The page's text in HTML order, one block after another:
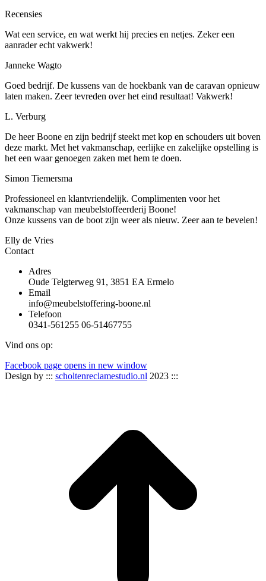
Recensies
Wat een service, en wat werkt hij precies en netjes. Zeker een
aanrader echt vakwerk!
Janneke Wagto
Goed bedrijf. De kussens van de hoekbank van de caravan opnieuw
laten maken. Zeer tevreden over het eind resultaat! Vakwerk!
L. Verburg
De heer Boone en zijn bedrijf steekt met kop en schouders uit boven
deze markt. Met het vakmanschap, eerlijke en zakelijke opstelling is
het een waar genoegen zaken met hem te doen.
Simon Tiemersma
Professioneel en klantvriendelijk. Complimenten voor het
vakmanschap van meubelstoffeerderij Boone!
Onze kussens van de boot zijn weer als nieuw. Zeer aan te bevelen!
Elly de Vries
Contact
Adres
Oude Telgterweg 91, 3851 EA Ermelo
Email
info@meubelstoffering-boone.nl
Telefoon
0341-561255 06-51467755
Vind ons op:
Facebook page opens in new window
Design by ::: scholtenreclamestudio.nl 2023 :::